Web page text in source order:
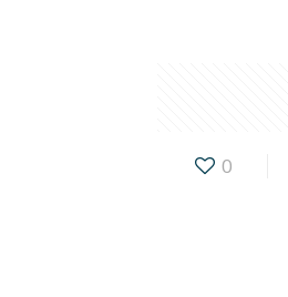
0